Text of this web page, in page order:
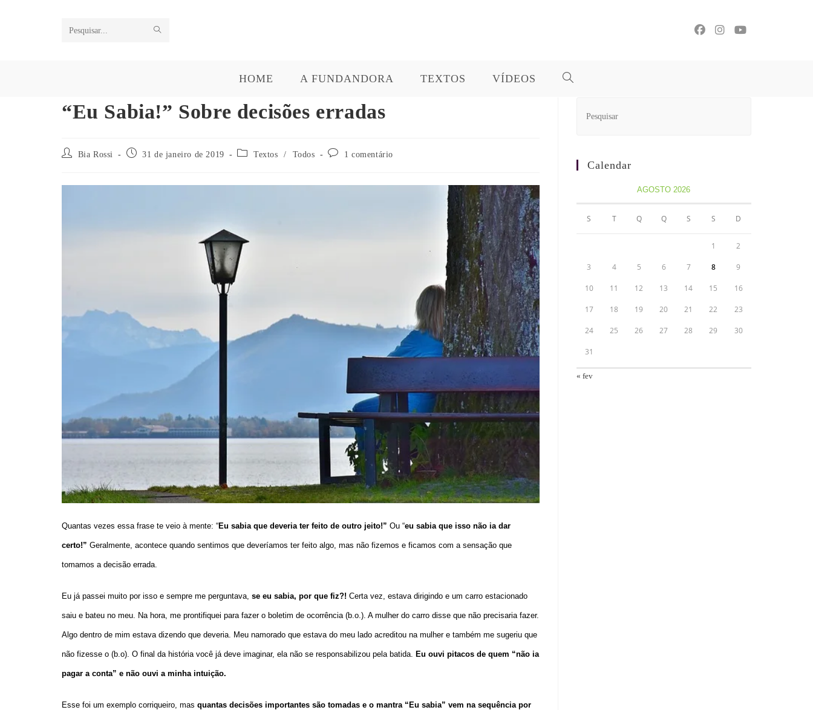
Pesquisar
HOME A FUNDANDORA TEXTOS VÍDEOS
“Eu Sabia!” Sobre decisões erradas
Bia Rossi 31 de janeiro de 2019 Textos / Todos 1 comentário
Quantas vezes essa frase te veio à mente: “Eu sabia que deveria ter feito de outro jeito!” Ou “eu sabia que isso não ia dar
certo!” Geralmente, acontece quando sentimos que deveríamos ter feito algo, mas não fizemos e ficamos com a sensação que
tomamos a decisão errada.
Eu já passei muito por isso e sempre me perguntava, se eu sabia, por que fiz?! Certa vez, estava dirigindo e um carro estacionado
saiu e bateu no meu. Na hora, me prontifiquei para fazer o boletim de ocorrência (b.o.). A mulher do carro disse que não precisaria fazer.
Algo dentro de mim estava dizendo que deveria. Meu namorado que estava do meu lado acreditou na mulher e também me sugeriu que
não fizesse o (b.o). O final da história você já deve imaginar, ela não se responsabilizou pela batida. Eu ouvi pitacos de quem “não ia
pagar a conta” e não ouvi a minha intuição.
Esse foi um exemplo corriqueiro, mas quantas decisões importantes são tomadas e o mantra “Eu sabia” vem na sequência por
Calendar
AGOSTO 2026
S T Q Q S S D
1 2
3 4 5 6 7 8 9
10 11 12 13 14 15 16
17 18 19 20 21 22 23
24 25 26 27 28 29 30
31
« fev